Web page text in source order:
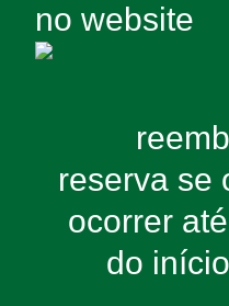
no website
reserva se
ocorrer
do